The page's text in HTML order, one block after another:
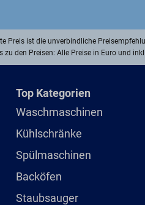
Preis ist die unverbindliche
zu den Preisen: Alle Preise in Euro und
Top Kategorien
Waschmaschinen
Kühlschränke
Spülmaschinen
Backöfen
Staubsauger